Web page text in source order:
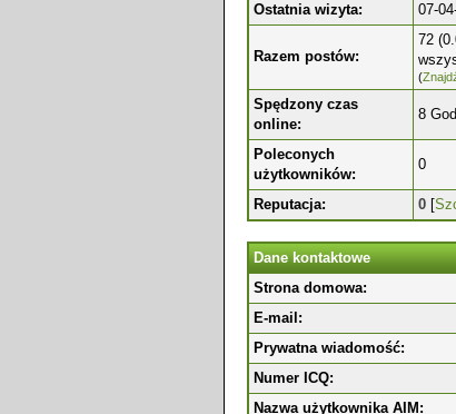
Ostatnia wizyta:
07-
Razem postów:
72
(
Spędzony czas
online:
8
Poleconych
użytkowników:
0
Reputacja: 0 [
Dane kontaktowe
Strona domowa:
E-mail:
Prywatna wiadomość:
Numer ICQ:
Nazwa użytkownika AIM: